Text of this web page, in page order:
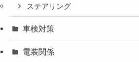
ステアリング
車検対策
電装関係